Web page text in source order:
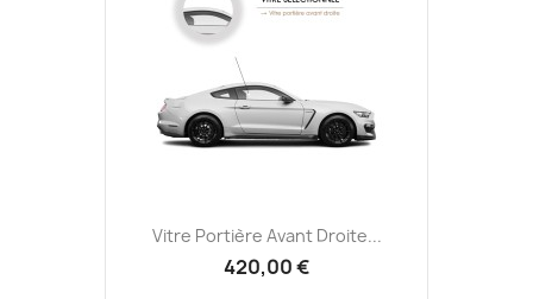
Vitre Portière Avant Droite...
420,00 €